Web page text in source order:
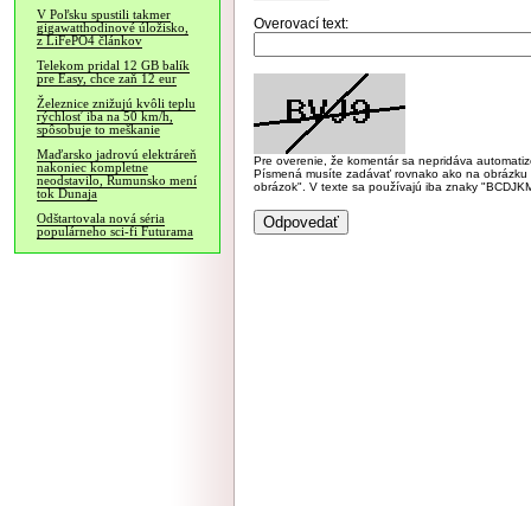
V Poľsku spustili takmer
gigawatthodinové úložisko,
z LiFePO4 článkov
Telekom pridal 12 GB balík
pre Easy, chce zaň 12 eur
Železnice znižujú kvôli teplu
rýchlosť iba na 50 km/h,
spôsobuje to meškanie
Maďarsko jadrovú elektráreň
nakoniec kompletne
neodstavilo, Rumunsko mení
tok Dunaja
Odštartovala nová séria
populárneho sci-fi Futurama
Overovací text:
Pre overenie, že komentár sa nepridáva
Písmená musíte zadávať rovnako ako na
obrázok". V texte sa používajú iba znaky